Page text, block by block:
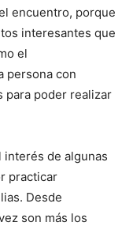
encuentro, porque
interesantes que
el
persona con
para poder realizar
interés de algunas
practicar
Desde
son más los